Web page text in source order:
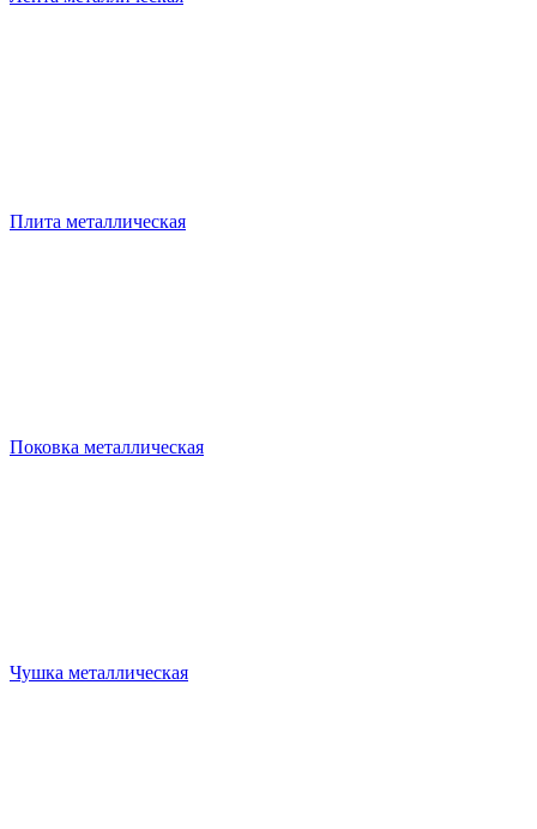
Плита металлическая
Поковка металлическая
Чушка металлическая